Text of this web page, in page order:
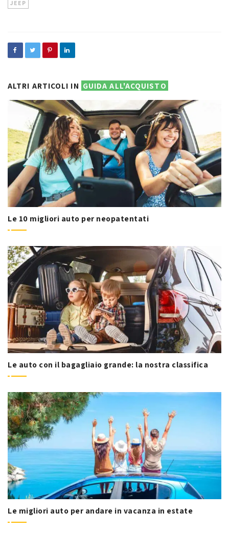
JEEP
ALTRI ARTICOLI IN GUIDA ALL'ACQUISTO
Le 10 migliori auto per neopatentati
Le auto con il bagagliaio grande: la nostra classifica
Le migliori auto per andare in vacanza in estate